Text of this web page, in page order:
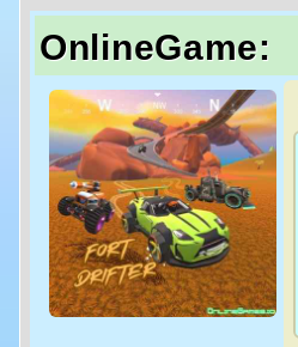
OnlineGame: